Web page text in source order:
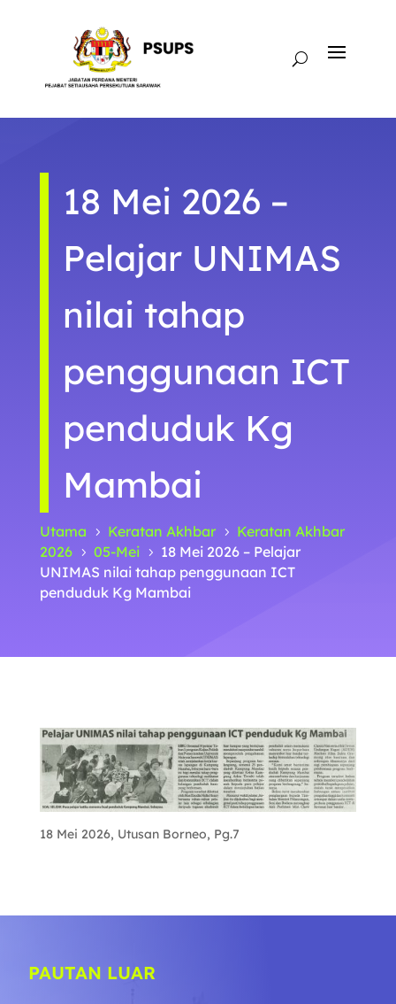
18 Mei 2026 –
Pelajar UNIMAS
nilai tahap
penggunaan ICT
penduduk Kg
Mambai
Utama 5 Keratan Akhbar 5
Keratan Akhbar
2026
5 05-Mei 5
18 Mei 2026 – Pelajar
UNIMAS nilai tahap penggunaan ICT
penduduk Kg Mambai
18 Mei 2026, Utusan Borneo, Pg.7
PAUTAN LUAR